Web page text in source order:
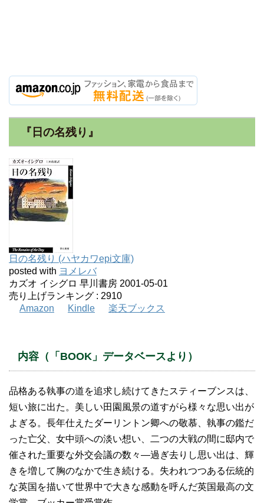
『日の名残り』
日の名残り (ハヤカワepi文庫)
posted with ヨメレバ
カズオ イシグロ 早川書房 2001-05-01
売り上げランキング : 2910
Amazon
Kindle 楽天ブックス
内容（「BOOK」データベースより）
品格ある執事の道を追求し続けてきたスティーブンスは、
短い旅に出た。美しい田園風景の道すがら様々な思い出が
よぎる。長年仕えたダーリントン卿への敬慕、執事の鑑だ
った亡父、女中頭への淡い想い、二つの大戦の間に邸内で
催された重要な外交会議の数々―過ぎ去りし思い出は、輝
きを増して胸のなかで生き続ける。失われつつある伝統的
な英国を描いて世界中で大きな感動を呼んだ英国最高の文